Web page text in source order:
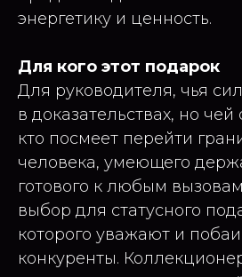
энергетику и ценность.
Для кого этот подарок
Для руководителя, чья
в доказательствах, но
кто посмеет перейти
человека, умеющего
готового к любым
выбор для статусного
которого уважают и
конкуренты.